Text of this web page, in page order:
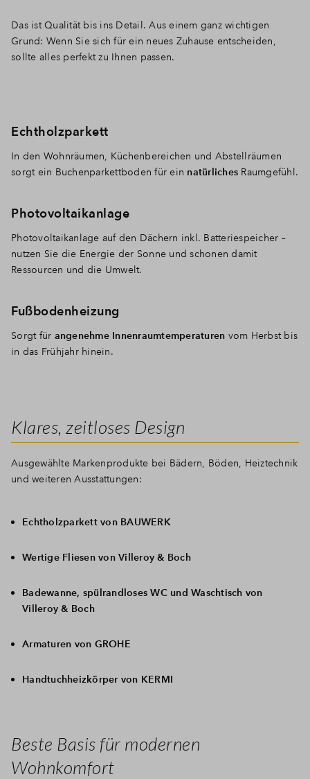
Das ist Qualität bis ins Detail. Aus einem ganz wichtigen
Grund: Wenn Sie sich für ein neues Zuhause entscheiden,
sollte alles perfekt zu Ihnen passen.
Echtholzparkett
In den Wohnräumen, Küchenbereichen und Abstellräumen
sorgt ein Buchenparkettboden für ein natürliches Raumgefühl.
Photovoltaikanlage
Photovoltaikanlage auf den Dächern inkl. Batteriespeicher –
nutzen Sie die Energie der Sonne und schonen damit
Ressourcen und die Umwelt.
Fußbodenheizung
Sorgt für angenehme Innenraumtemperaturen vom Herbst bis
in das Frühjahr hinein.
Klares, zeitloses Design
Ausgewählte Markenprodukte bei Bädern, Böden, Heiztechnik
und weiteren Ausstattungen:
Echtholzparkett von BAUWERK
Wertige Fliesen von Villeroy & Boch
Badewanne, spülrandloses WC und Waschtisch von
Villeroy & Boch
Armaturen von GROHE
Handtuchheizkörper von KERMI
Beste Basis für modernen
Wohnkomfort